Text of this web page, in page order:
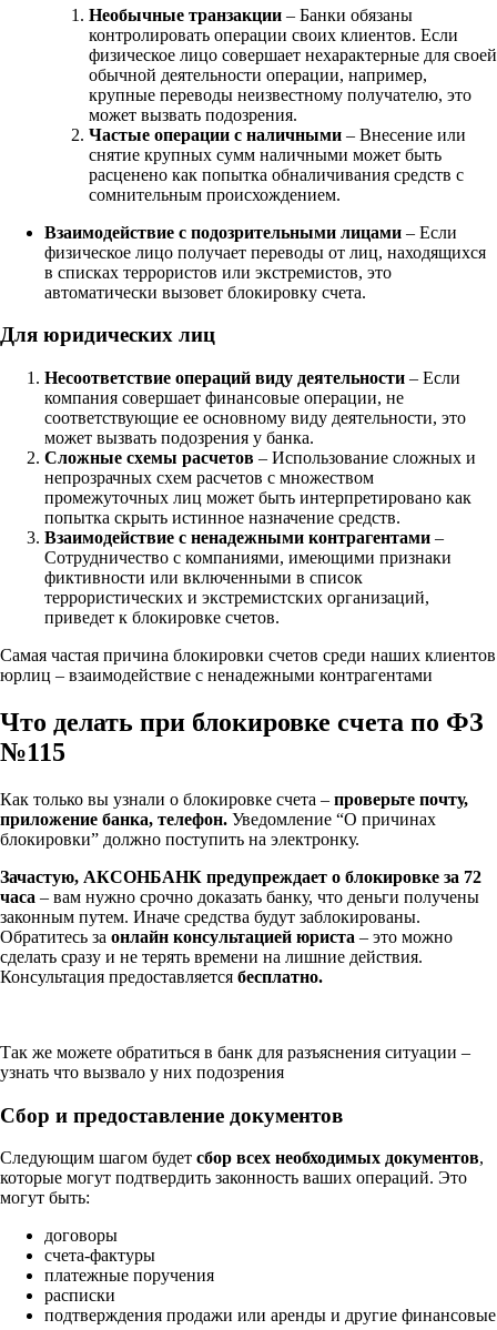
Необычные транзакции – Банки обязаны
контролировать операции своих клиентов. Если
физическое лицо совершает нехарактерные для своей
обычной деятельности операции, например,
крупные переводы неизвестному получателю, это
может вызвать подозрения.
Частые операции с наличными – Внесение или
снятие крупных сумм наличными может быть
расценено как попытка обналичивания средств с
сомнительным происхождением.
Взаимодействие с подозрительными лицами – Если
физическое лицо получает переводы от лиц, находящихся
в списках террористов или экстремистов, это
автоматически вызовет блокировку счета.
Для юридических лиц
Несоответствие операций виду деятельности – Если
компания совершает финансовые операции, не
соответствующие ее основному виду деятельности, это
может вызвать подозрения у банка.
Сложные схемы расчетов – Использование сложных и
непрозрачных схем расчетов с множеством
промежуточных лиц может быть интерпретировано как
попытка скрыть истинное назначение средств.
Взаимодействие с ненадежными контрагентами –
Сотрудничество с компаниями, имеющими признаки
фиктивности или включенными в список
террористических и экстремистских организаций,
приведет к блокировке счетов.
Самая частая причина блокировки счетов среди наших клиентов
юрлиц – взаимодействие с ненадежными контрагентами
Что делать при блокировке счета по ФЗ
№115
Как только вы узнали о блокировке счета – проверьте почту,
приложение банка, телефон. Уведомление “О причинах
блокировки” должно поступить на электронку.
Зачастую, АКСОНБАНК предупреждает о блокировке за 72
часа – вам нужно срочно доказать банку, что деньги получены
законным путем. Иначе средства будут заблокированы.
Обратитесь за онлайн консультацией юриста – это можно
сделать сразу и не терять времени на лишние действия.
Консультация предоставляется бесплатно.
Так же можете обратиться в банк для разъяснения ситуации –
узнать что вызвало у них подозрения
Сбор и предоставление документов
Следующим шагом будет сбор всех необходимых документов,
которые могут подтвердить законность ваших операций. Это
могут быть:
договоры
счета-фактуры
платежные поручения
расписки
подтверждения продажи или аренды и другие финансовые